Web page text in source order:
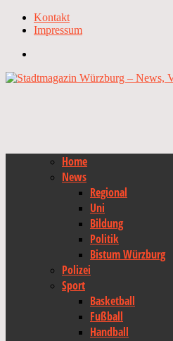
Kontakt
Impressum
Home
News
Regional
Uni
Bildung
Politik
Bistum Würzburg
Polizei
Sport
Basketball
Fußball
Handball